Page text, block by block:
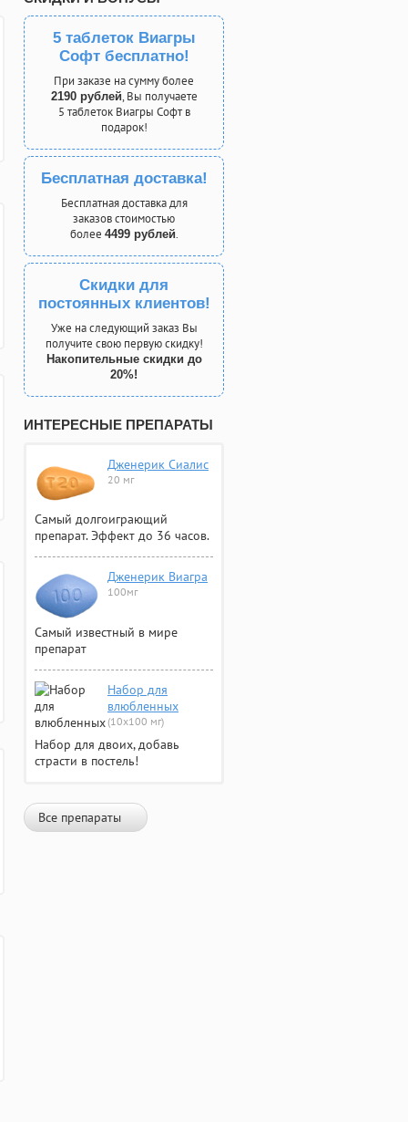
5 таблеток Виагры
Софт бесплатно!
При заказе на сумму более
2190 рублей, Вы получаете
5 таблеток Виагры Софт в
подарок!
Бесплатная доставка!
Бесплатная доставка для
заказов стоимостью
более 4499 рублей.
Скидки для
постоянных клиентов!
Уже на следующий заказ Вы
получите свою первую скидку!
Накопительные скидки до
20%!
ИНТЕРЕСНЫЕ ПРЕПАРАТЫ
Дженерик Сиалис
20 мг
Самый долгоиграющий
препарат. Эффект до 36 часов.
Дженерик Виагра
100мг
Самый известный в мире
препарат
Набор для
влюбленных
(10х100 мг)
Набор для двоих, добавь
страсти в постель!
Все препараты